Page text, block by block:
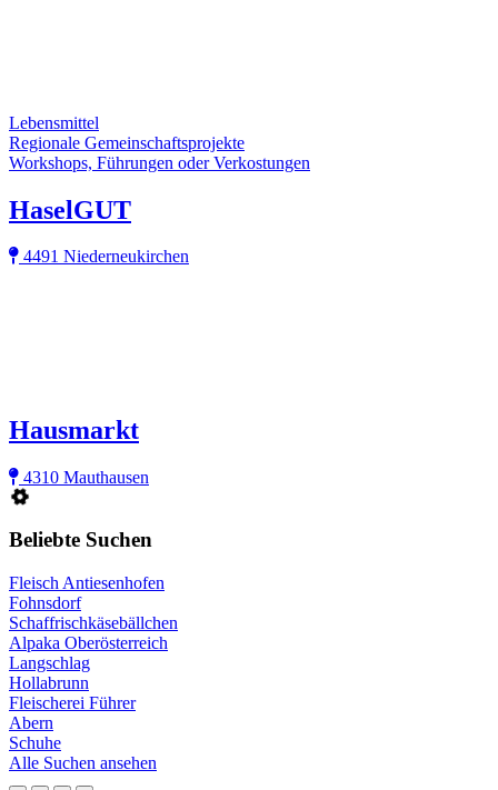
Lebensmittel
Regionale Gemeinschaftsprojekte
Workshops, Führungen oder Verkostungen
HaselGUT
4491 Niederneukirchen
Hausmarkt
4310 Mauthausen
Beliebte Suchen
Fleisch Antiesenhofen
Fohnsdorf
Schaffrischkäsebällchen
Alpaka Oberösterreich
Langschlag
Hollabrunn
Fleischerei Führer
Abern
Schuhe
Alle Suchen ansehen